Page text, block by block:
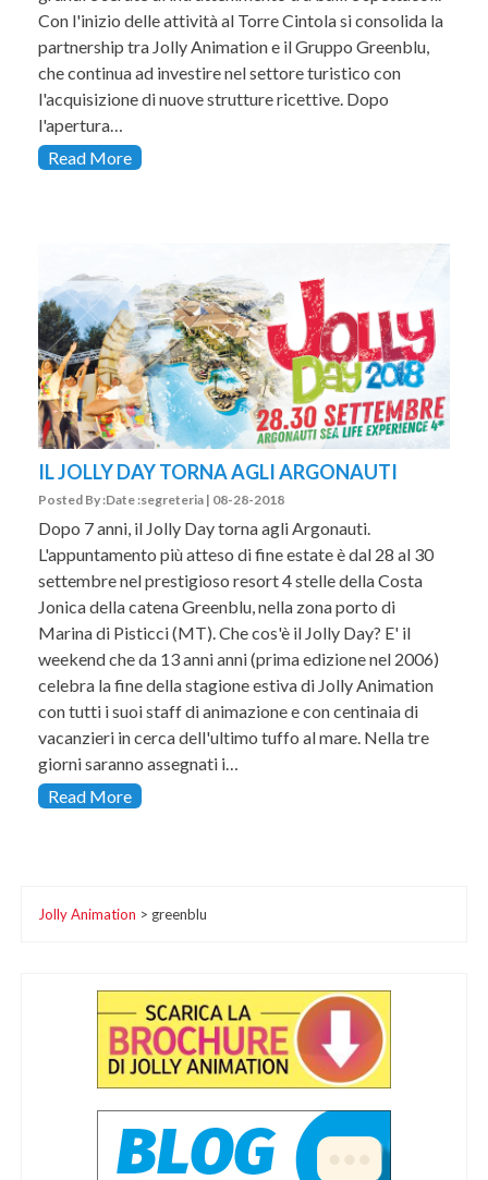
Con l'inizio delle attività al Torre Cintola si consolida la
partnership tra Jolly Animation e il Gruppo Greenblu,
che continua ad investire nel settore turistico con
l'acquisizione di nuove strutture ricettive. Dopo
l'apertura…
Read More
IL JOLLY DAY TORNA AGLI ARGONAUTI
Posted By :Date :segreteria | 08-28-2018
Dopo 7 anni, il Jolly Day torna agli Argonauti.
L'appuntamento più atteso di fine estate è dal 28 al 30
settembre nel prestigioso resort 4 stelle della Costa
Jonica della catena Greenblu, nella zona porto di
Marina di Pisticci (MT). Che cos'è il Jolly Day? E' il
weekend che da 13 anni anni (prima edizione nel 2006)
celebra la fine della stagione estiva di Jolly Animation
con tutti i suoi staff di animazione e con centinaia di
vacanzieri in cerca dell'ultimo tuffo al mare. Nella tre
giorni saranno assegnati i…
Read More
Jolly Animation > greenblu